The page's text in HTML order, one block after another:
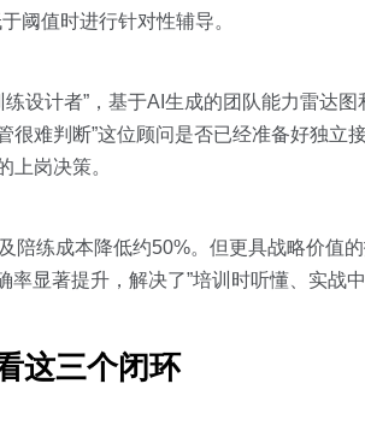
阈值时进行针对性辅导。
设计者”，基于AI生成的团队能力雷达图
难判断”这位顾问是否已经准备好独立
上岗决策。
陪练成本降低约50%。但更具战略价值
著提升，解决了”培训时听懂、实战中
这三个闭环